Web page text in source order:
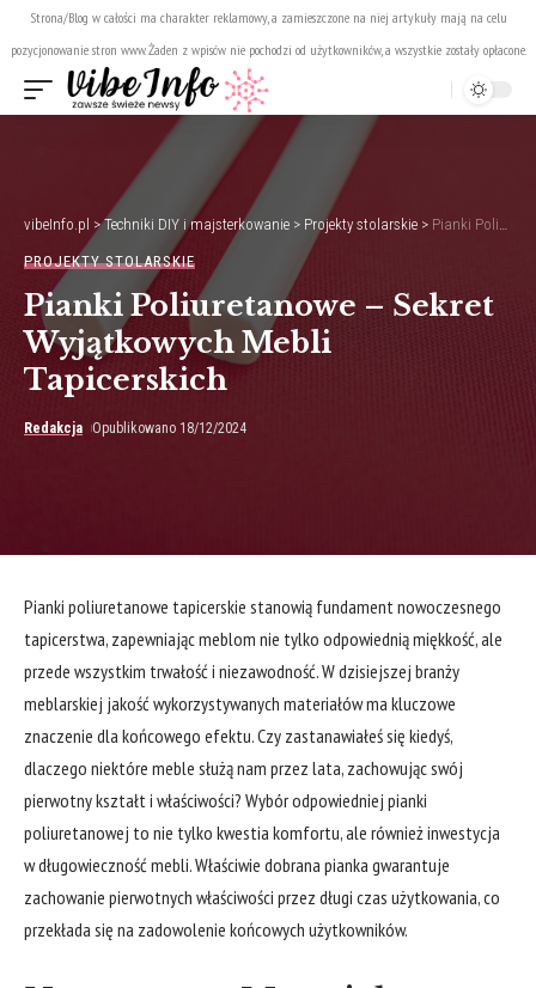
Strona/Blog w całości ma charakter reklamowy, a zamieszczone na niej artykuły mają na celu
pozycjonowanie stron www. Żaden z wpisów nie pochodzi od użytkowników, a wszystkie zostały opłacone.
vibeInfo.pl >Techniki DIY i majsterkowanie > Projekty stolarskie > Pianki Poliuretanowe – Sekret Wyjątkowych Mebli Tapicerskich
PROJEKTY STOLARSKIE
Pianki Poliuretanowe – Sekret
Wyjątkowych Mebli
Tapicerskich
Redakcja Opublikowano 18/12/2024
Pianki poliuretanowe tapicerskie stanowią fundament nowoczesnego
tapicerstwa, zapewniając meblom nie tylko odpowiednią miękkość, ale
przede wszystkim trwałość i niezawodność. W dzisiejszej branży
meblarskiej jakość wykorzystywanych materiałów ma kluczowe
znaczenie dla końcowego efektu. Czy zastanawiałeś się kiedyś,
dlaczego niektóre meble służą nam przez lata, zachowując swój
pierwotny kształt i właściwości? Wybór odpowiedniej pianki
poliuretanowej to nie tylko kwestia komfortu, ale również inwestycja
w długowieczność mebli. Właściwie dobrana pianka gwarantuje
zachowanie pierwotnych właściwości przez długi czas użytkowania, co
przekłada się na zadowolenie końcowych użytkowników.